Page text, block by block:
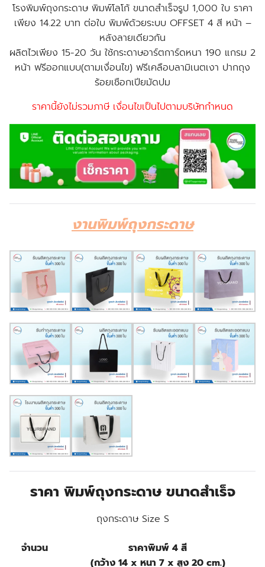
โรงพิมพ์ถุงกระดาษ พิมพ์โลโก้ ขนาดสำเร็จรูป 1,000 ใบ ราคา
เพียง 14.22 บาท ต่อใบ พิมพ์ด้วยระบบ OFFSET 4 สี หน้า –
หลังลายเดียวกัน
ผลิตไวเพียง 15-20 วัน ใช้กระดาษอาร์ตการ์ดหนา 190 แกรม 2
หน้า ฟรีออกแบบ(ตามเงื่อนไข) ฟรีเคลือบลามิเนตเงา ปากถุง
ร้อยเชือกเปียมัดปม
ราคานี้ยังไม่รวมภาษี เงื่อนไขเป็นไปตามบริษัทกำหนด
งานพิมพ์ถุงกระดาษ
ราคา พิมพ์ถุงกระดาษ ขนาดสำเร็จ
ถุงกระดาษ Size S
จำนวน
ราคาพิมพ์ 4 สี
(กว้าง 14 x หนา 7 x สูง 20 cm.)